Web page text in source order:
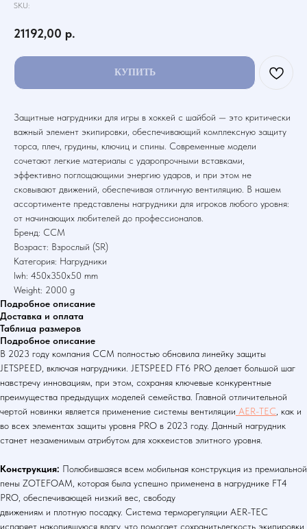
SKU:
21192,00 р.
КУПИТЬ
Защитные нагрудники для игры в хоккей с шайбой — это критически
важный элемент экипировки, обеспечивающий комплексную защиту
торса, плеч, грудины, ключиц и спины. Современные модели
сочетают легкие материалы с ударопрочными вставками,
эффективно поглощающими энергию ударов, и при этом не
сковывают движений, обеспечивая отличную вентиляцию. В нашем
ассортименте представлены нагрудники для игроков любого уровня:
от начинающих любителей до профессионалов.
Бренд: CCM
Возраст: Взрослый (SR)
Категория: Нагрудники
lwh: 450x350x50 mm
Weight: 2000 g
Подробное описание
Доставка и оплата
Таблица размеров
Подробное описание
В 2023 году компания CCM полностью обновила линейку защиты
JETSPEED, включая нагрудники. JETSPEED FT6 PRO делает большой шаг
навстречу инновациям, при этом, сохраняя ключевые конкурентные
преимущества предыдущих моделей семейства. Главной отличительной
чертой новинки является применение системы вентиляции AER-TEC , как и
во всех элементах защиты уровня PRO в 2023 году. Данный нагрудник
станет незаменимым атрибутом для хоккеистов элитного уровня.
Конструкция: Полюбившаяся всем мобильная конструкция из премиальной
пены ZOTEFOAM, которая была успешно применена в нагруднике FT4
PRO, обеспечивающей низкий вес, свободу
движениям и плотную посадку. Система терморегуляции AER-TEC
испаряет накопившуюся влагу, что помогает сохранитьлегкость экипировки